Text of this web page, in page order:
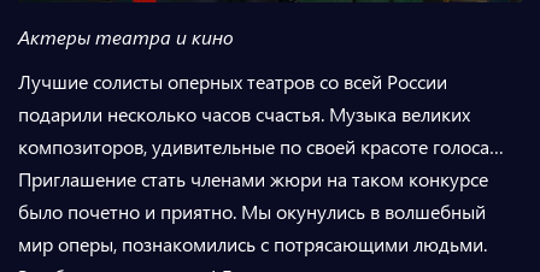
Актеры театра и кино
Лучшие солисты оперных театров со всей России
подарили несколько часов счастья. Музыка великих
композиторов, удивительные по своей красоте голоса…
Приглашение стать членами жюри на таком конкурсе
было почетно и приятно. Мы окунулись в волшебный
мир оперы, познакомились с потрясающими людьми.